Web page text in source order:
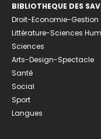
BIBLIOTHEQUE DES
Droit-Economie-Gestion
Littérature-Sciences
Sciences
Arts-Design-Spectacle
Santé
Social
Sport
Langues